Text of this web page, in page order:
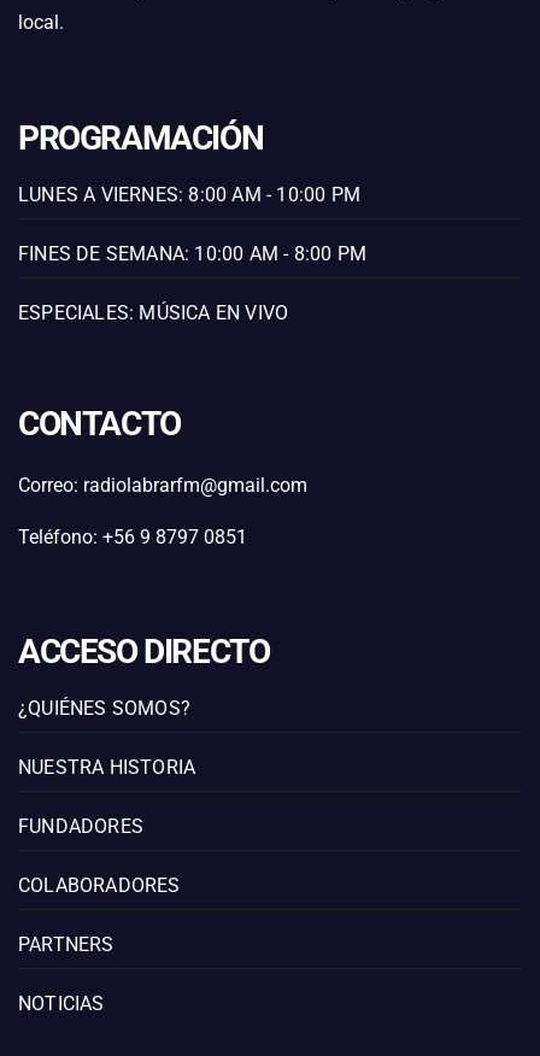
local.
PROGRAMACIÓN
LUNES A VIERNES: 8:00 AM - 10:00 PM
FINES DE SEMANA: 10:00 AM - 8:00 PM
ESPECIALES: MÚSICA EN VIVO
CONTACTO
Correo: radiolabrarfm@gmail.com
Teléfono: +56 9 8797 0851
ACCESO DIRECTO
¿QUIÉNES SOMOS?
NUESTRA HISTORIA
FUNDADORES
COLABORADORES
PARTNERS
NOTICIAS